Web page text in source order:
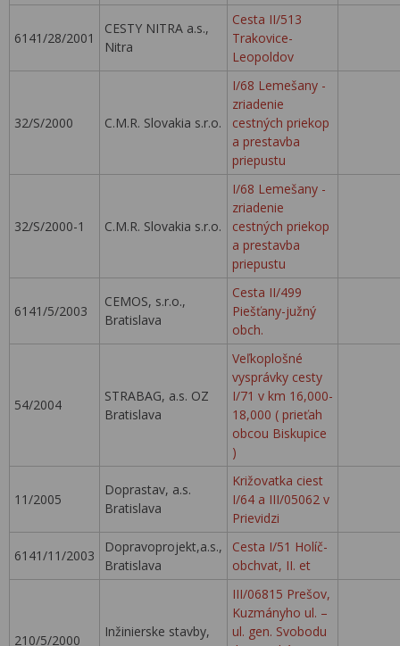
6141/28/2001
CESTY NITRA a.s.,
Nitra
Cesta II/513
Trakovice-
Leopoldov
32/S/2000 C.M.R. Slovakia s.r.o.
I/68 Lemešany -
zriadenie
cestných priekop
a prestavba
priepustu
32/S/2000-1 C.M.R. Slovakia s.r.o.
I/68 Lemešany -
zriadenie
cestných priekop
a prestavba
priepustu
6141/5/2003
CEMOS, s.r.o.,
Bratislava
Cesta II/499
Piešťany-južný
obch.
54/2004
STRABAG, a.s. OZ
Bratislava
Veľkoplošné
vysprávky cesty
I/71 v km 16,000-
18,000 ( prieťah
obcou Biskupice
)
11/2005
Doprastav, a.s.
Bratislava
Križovatka ciest
I/64 a III/05062 v
Prievidzi
6141/11/2003
Dopravoprojekt,a.s.,
Bratislava
Cesta I/51 Holíč-
obchvat, II. et
210/5/2000
Inžinierske stavby,
III/06815 Prešov,
Kuzmányho ul. –
ul. gen. Svobodu